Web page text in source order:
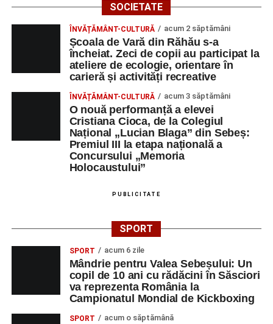
SOCIETATE
ÎNVĂȚĂMÂNT-CULTURĂ acum 2 săptămâni
Școala de Vară din Răhău s-a
încheiat. Zeci de copii au participat la
ateliere de ecologie, orientare în
carieră și activități recreative
ÎNVĂȚĂMÂNT-CULTURĂ acum 3 săptămâni
O nouă performanță a elevei
Cristiana Cioca, de la Colegiul
Național „Lucian Blaga” din Sebeș:
Premiul III la etapa națională a
Concursului „Memoria
Holocaustului”
PUBLICITATE
SPORT
SPORT acum 6 zile
Mândrie pentru Valea Sebeșului: Un
copil de 10 ani cu rădăcini în Săsciori
va reprezenta România la
Campionatul Mondial de Kickboxing
SPORT acum o săptămână